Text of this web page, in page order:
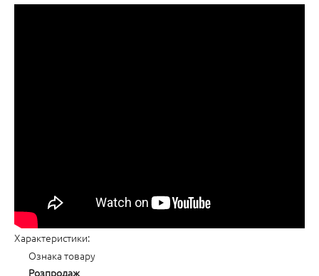
Характеристики:
Ознака товару
Розпродаж